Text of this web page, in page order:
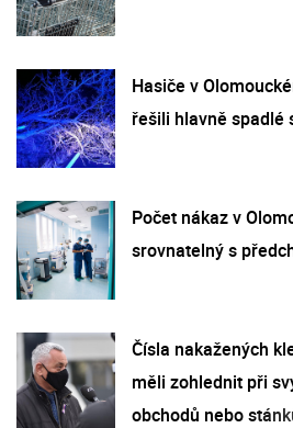
Hasiče v
řešili hlavně spadlé
Počet nákaz v
srovnatelný s
Čísla nakažených
měli zohlednit při
obchodů nebo